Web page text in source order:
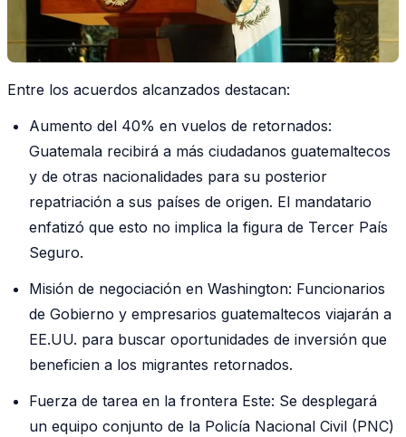
Entre los acuerdos alcanzados destacan:
Aumento del 40% en vuelos de retornados:
Guatemala recibirá a más ciudadanos guatemaltecos
y de otras nacionalidades para su posterior
repatriación a sus países de origen. El mandatario
enfatizó que esto no implica la figura de Tercer País
Seguro.
Misión de negociación en Washington: Funcionarios
de Gobierno y empresarios guatemaltecos viajarán a
EE.UU. para buscar oportunidades de inversión que
beneficien a los migrantes retornados.
Fuerza de tarea en la frontera Este: Se desplegará
un equipo conjunto de la Policía Nacional Civil (PNC)